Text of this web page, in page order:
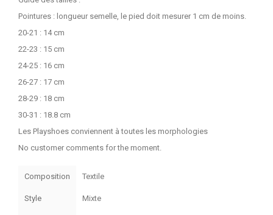
Pointures : longueur semelle, le pied doit mesurer 1 cm de moins.
20-21 : 14 cm
22-23 : 15 cm
24-25 : 16 cm
26-27 : 17 cm
28-29 : 18 cm
30-31 : 18.8 cm
Les Playshoes conviennent à toutes les morphologies
No customer comments for the moment.
Composition Textile
Style Mixte